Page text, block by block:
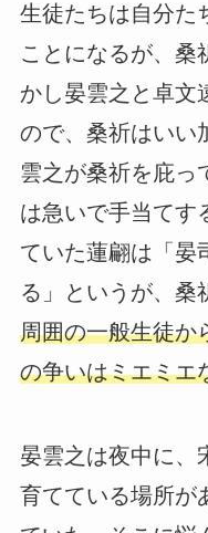
生徒たちは自分た
ことになるが、桑
かし晏雲之と卓文
ので、桑祈はいい
雲之が桑祈を庇っ
は急いで手当てす
ていた蓮翩は「晏
る」というが、桑
周囲の一般生徒か
の争いはミエミエ
晏雲之は夜中に、
育てている場所が